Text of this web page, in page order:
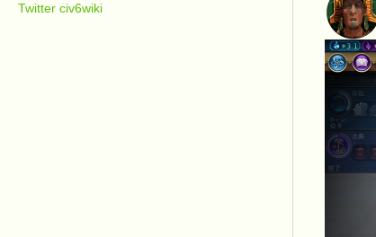
Twitter civ6wiki